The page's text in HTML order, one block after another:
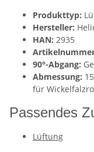
Produkttyp:
Hersteller:
HAN: 2935
90°-Abgang:
Abmessung:
für
Passendes
Lüftung